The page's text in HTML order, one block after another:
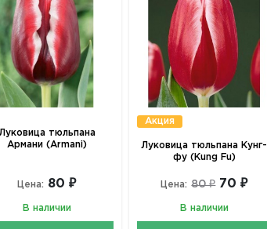
тюльпана
Армани (Armani)
Цена: 80 ₽
В наличии
Акция
Луковица тюльпана Кунг-
фу (Kung Fu)
Цена: 80 ₽ 70 ₽
В наличии